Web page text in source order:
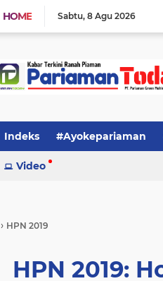
HOME Sabtu 8 Agu 2026
Indeks #Ayokepariaman
Video
› HPN 2019
HPN 2019: